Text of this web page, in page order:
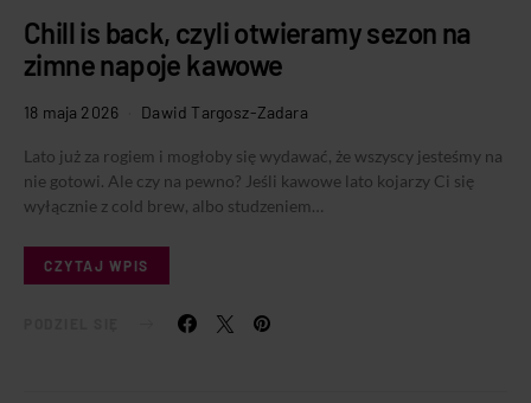
Chill is back, czyli otwieramy sezon na
zimne napoje kawowe
18 maja 2026 Dawid Targosz-Zadara
Lato już za rogiem i mogłoby się wydawać, że wszyscy jesteśmy na
nie gotowi. Ale czy na pewno? Jeśli kawowe lato kojarzy Ci się
wyłącznie z cold brew, albo studzeniem…
CZYTAJ WPIS